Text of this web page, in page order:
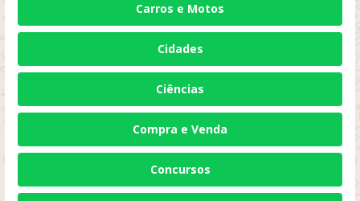
Carros e Motos
Cidades
Ciências
Compra e Venda
Concursos